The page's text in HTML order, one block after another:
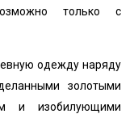
только с
одежду наряду
золотыми
и изобилующими